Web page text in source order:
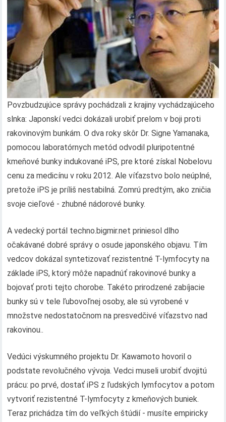
Povzbudzujúce správy pochádzali z krajiny vychádzajúceho
slnka: Japonskí vedci dokázali urobiť prelom v boji proti
rakovinovým bunkám. O dva roky skôr Dr. Signe Yamanaka,
pomocou laboratórnych metód odvodil pluripotentné
kmeňové bunky indukované iPS, pre ktoré získal Nobelovu
cenu za medicínu v roku 2012. Ale víťazstvo bolo neúplné,
pretože iPS je príliš nestabilná. Zomrú predtým, ako zničia
svoje cieľové - zhubné nádorové bunky.
A vedecký portál techno.bigmir.net priniesol dlho
očakávané dobré správy o osude japonského objavu. Tím
vedcov dokázal syntetizovať rezistentné T-lymfocyty na
základe iPS, ktorý môže napadnúť rakovinové bunky a
bojovať proti tejto chorobe. Takéto prirodzené zabíjacie
bunky sú v tele ľubovoľnej osoby, ale sú vyrobené v
množstve nedostatočnom na presvedčivé víťazstvo nad
rakovinou..
Vedúci výskumného projektu Dr. Kawamoto hovoril o
podstate revolučného vývoja. Vedci museli urobiť dvojitú
prácu: po prvé, dostať iPS z ľudských lymfocytov a potom
vytvoriť rezistentné T-lymfocyty z kmeňových buniek.
Teraz prichádza tím do veľkých štúdií - musíte empiricky